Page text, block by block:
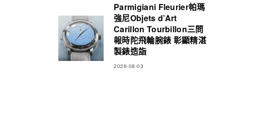
Parmigiani Fleurier帕瑪
強尼Objets d’Art
Carillon Tourbillon三問
報時陀飛輪腕錶 彰顯精湛
製錶造詣
2026-08-03